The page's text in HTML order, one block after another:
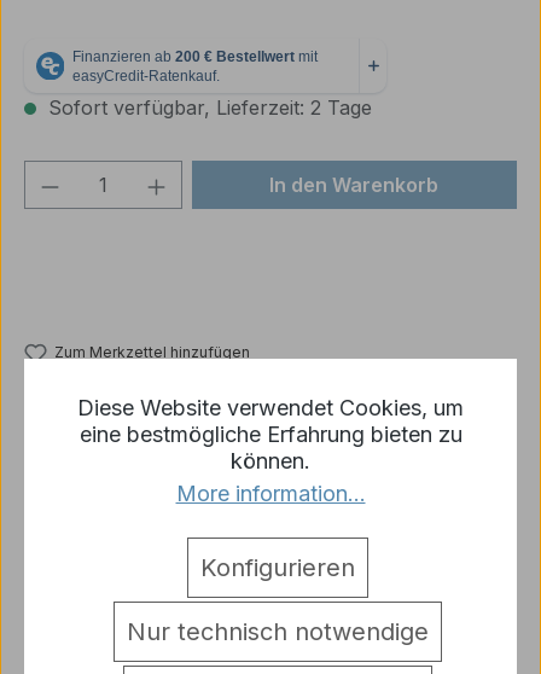
Sofort verfügbar, Lieferzeit: 2 Tage
Produkt Anzahl: Gib denIn den Warenkorb
Zum Merkzettel hinzufügen
Details/Lieferumfang: 1 x Bierkrug
Hersteller
Warnhinweise
Diese Website verwendet Cookies, um
eine bestmögliche Erfahrung bieten zu
können.
More information...
Nur technisch notwendige
Konfigurieren